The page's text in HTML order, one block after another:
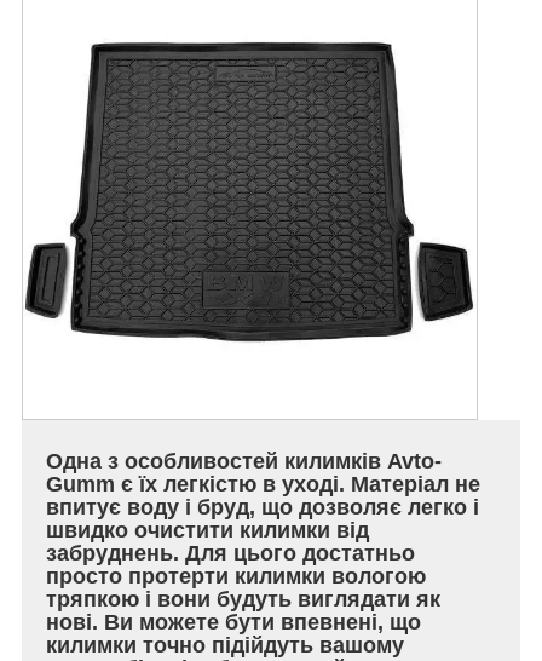
Одна з особливостей килимків Avto-
Gumm є їх легкістю в уході. Матеріал не
впитує воду і бруд, що дозволяє легко і
швидко очистити килимки від
забруднень. Для цього достатньо
просто протерти килимки вологою
тряпкою і вони будуть виглядати як
нові. Ви можете бути впевнені, що
килимки точно підійдуть вашому